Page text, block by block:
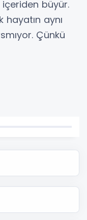
içeriden büyür.
aynı
Çünkü